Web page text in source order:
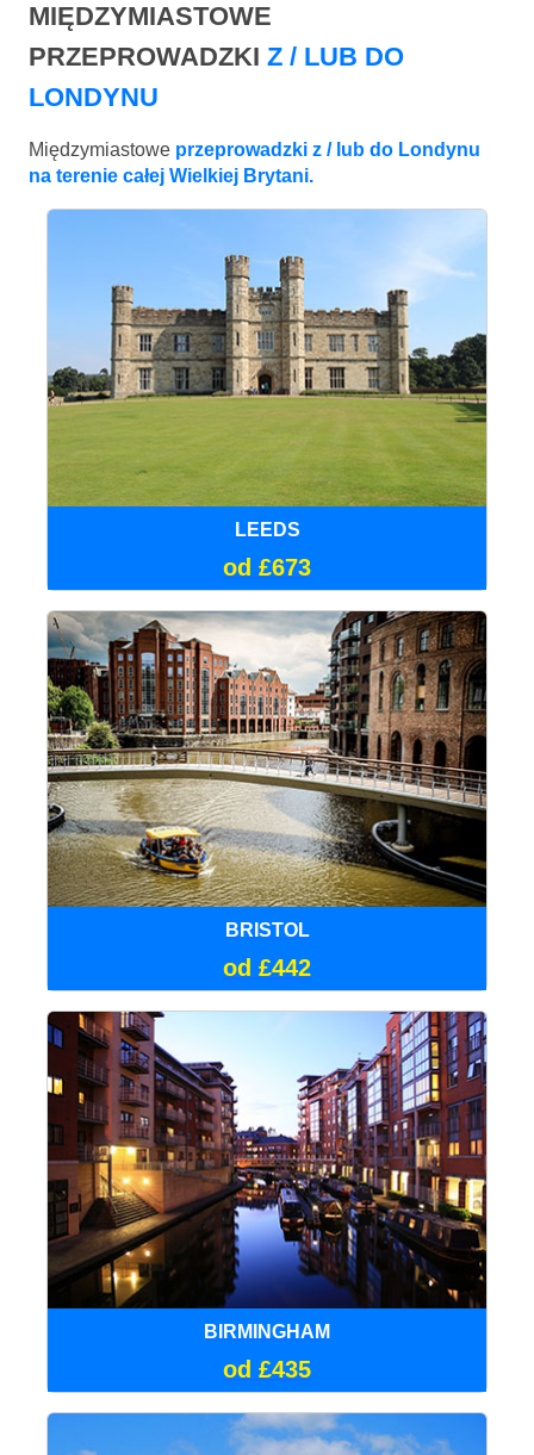
MIĘDZYMIASTOWE
PRZEPROWADZKI Z / LUB DO
LONDYNU
Międzymiastowe przeprowadzki z / lub do Londynu
na terenie całej Wielkiej Brytani.
LEEDS
od £673
BRISTOL
od £442
BIRMINGHAM
od £435